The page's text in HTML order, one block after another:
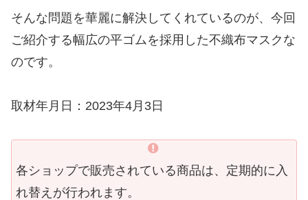
そんな問題を華麗に解決してくれているのが、今回
ご紹介する幅広の平ゴムを採用した不織布マスクな
のです。
取材年月日：2023年4月3日
各ショップで販売されている商品は、定期的に入
れ替えが行われます。